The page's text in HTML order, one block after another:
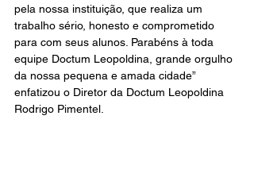
pela nossa instituição, que realiza um
trabalho sério, honesto e comprometido
para com seus alunos. Parabéns à toda
equipe Doctum Leopoldina, grande orgulho
da nossa pequena e amada cidade”
enfatizou o Diretor da Doctum Leopoldina
Rodrigo Pimentel.